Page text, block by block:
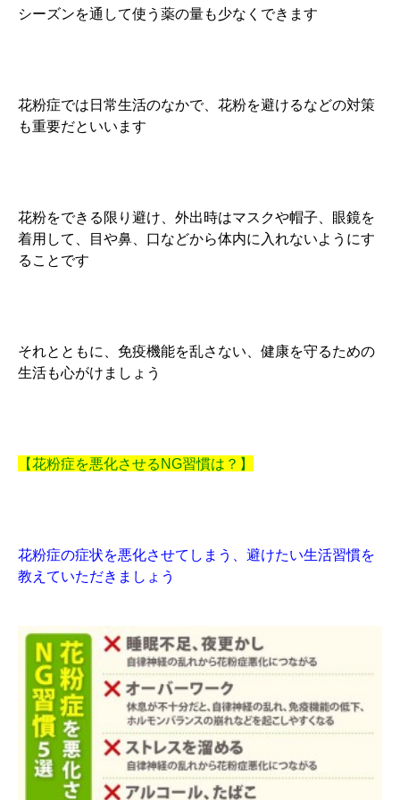
シーズンを通して使う薬の量も少なくできます
花粉症では日常生活のなかで、花粉を避けるなどの対策
も重要だといいます
花粉をできる限り避け、外出時はマスクや帽子、眼鏡を
着用して、目や鼻、口などから体内に入れないようにす
ることです
それとともに、免疫機能を乱さない、健康を守るための
生活も心がけましょう
【花粉症を悪化させるNG習慣は？】
花粉症の症状を悪化させてしまう、避けたい生活習慣を
教えていただきましょう